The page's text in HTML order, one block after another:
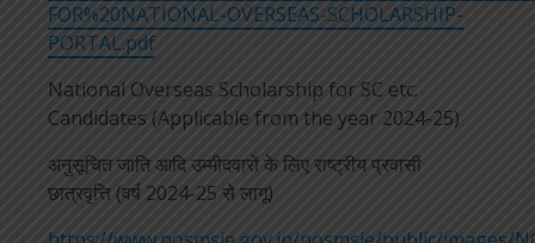
FOR%20NATIONAL-OVERSEAS-SCHOLARSHIP-
PORTAL.pdf
National Overseas Scholarship for SC etc.
Candidates (Applicable from the year 2024-25)
अनुसूचित जाति आदि उम्मीदवारों के लिए राष्ट्रीय प्रवासी
छात्रवृत्ति (वर्ष 2024-25 से लागू)